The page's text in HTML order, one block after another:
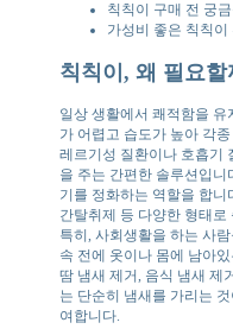
칙칙이 구매 전 궁
가성비 좋은 칙칙이
칙칙이, 왜 필요할
일상 생활에서 쾌적함을
가 어렵고 습도가 높아 각
레르기성 질환이나 호흡기
을 주는 간편한 솔루션입
기를 정화하는 역할을 합
간탈취제 등 다양한 형태
특히, 사회생활을 하는 사
속 전에 옷이나 몸에 남아
땀 냄새 제거, 음식 냄새 제
는 단순히 냄새를 가리는
여합니다.